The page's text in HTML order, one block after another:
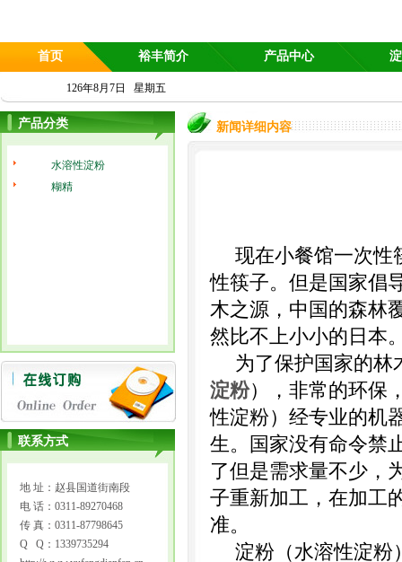
首页 裕丰简介 产品中心
126年8月7日 星期五
产品分类
水溶性淀粉
糊精
联系方式
地 址：赵县国道街南段
电 话：0311-89270468
传 真：0311-87798645
Q Q：1339735294
新闻详细内容
现在小餐馆一次性
性筷子。但是国家倡
木之源，中国的森林
然比不上小小的日本
为了保护国家的林
淀粉），非常的环保
性淀粉）经专业的机
生。国家没有命令禁
了但是需求量不少，
子重新加工，在加工
准。
淀粉（水溶性淀粉